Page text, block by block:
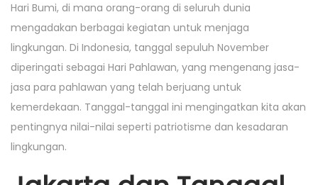
Hari Bumi, di mana orang-orang di seluruh dunia
mengadakan berbagai kegiatan untuk menjaga
lingkungan. Di Indonesia, tanggal sepuluh November
diperingati sebagai Hari Pahlawan, yang mengenang jasa-
jasa para pahlawan yang telah berjuang untuk
kemerdekaan. Tanggal-tanggal ini mengingatkan kita akan
pentingnya nilai-nilai seperti patriotisme dan kesadaran
lingkungan.